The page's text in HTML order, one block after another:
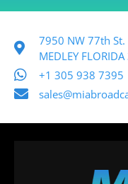
7950 NW 77th St.
MEDLEY
+1 305 938 7395